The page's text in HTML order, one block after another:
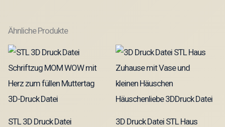
Ähnliche Produkte
STL 3D Druck Datei
3D Druck Datei STL Haus